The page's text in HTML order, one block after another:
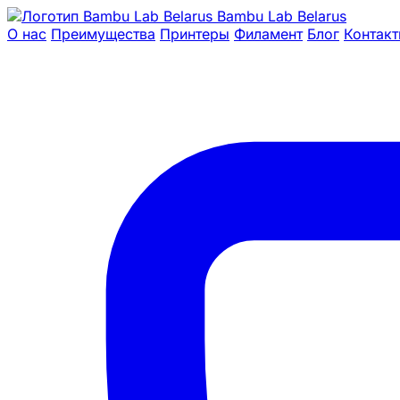
Bambu Lab Belarus
О нас Преимущества Принтеры Филамент Блог